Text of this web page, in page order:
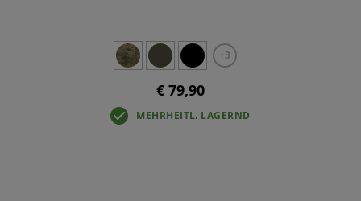
+3
€ 79,90
MEHRHEITL. LAGERND